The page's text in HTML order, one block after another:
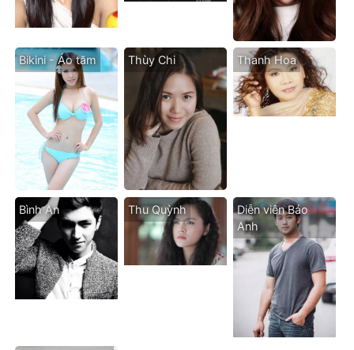
Bikini - Áo tăm Thùy Chi Thanh Hoa
Bình An Thu Quỳnh
Diễn viên Bảo
Anh